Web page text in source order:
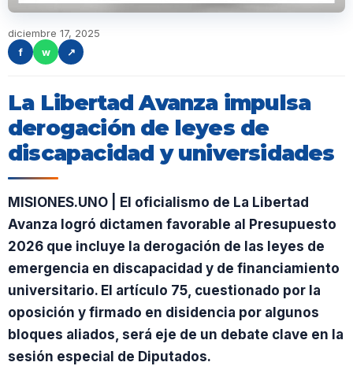
diciembre 17, 2025
f
w ↗
La Libertad Avanza impulsa
derogación de leyes de
discapacidad y universidades
MISIONES.UNO | El oficialismo de La Libertad
Avanza logró dictamen favorable al Presupuesto
2026 que incluye la derogación de las leyes de
emergencia en discapacidad y de financiamiento
universitario. El artículo 75, cuestionado por la
oposición y firmado en disidencia por algunos
bloques aliados, será eje de un debate clave en la
sesión especial de Diputados.